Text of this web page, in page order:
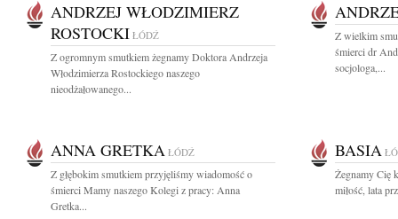
ANDRZEJ WŁODZIMIERZ
ROSTOCKI ŁÓDŹ
Z ogromnym smutkiem żegnamy Doktora Andrzeja
Włodzimierza Rostockiego naszego
nieodżałowanego...
Z wielkim
śmierci dr
socjologa,...
ANNA GRETKA ŁÓDŹ
Z głębokim smutkiem przyjęliśmy wiadomość o
śmierci Mamy naszego Kolegi z pracy: Anna
Gretka...
BASIA
Żegnamy Cię
miłość, lata